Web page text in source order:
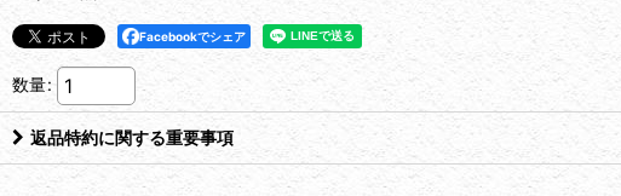
Facebookでシェア
数量:
返品特約に関する重要事項